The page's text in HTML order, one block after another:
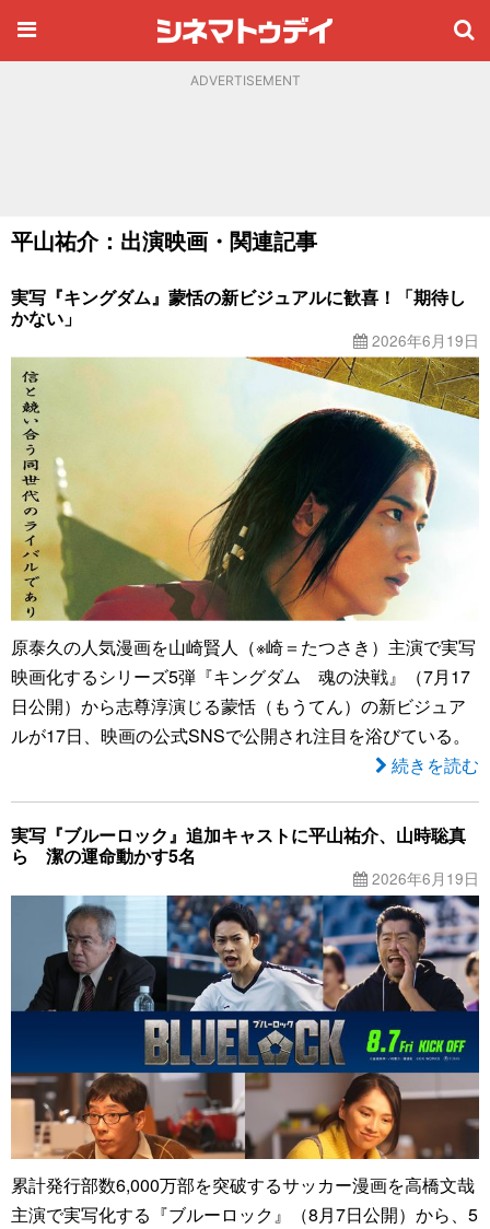
ADVERTISEMENT
平山祐介：出演映画・関連記事
実写『キングダム』蒙恬の新ビジュアルに歓喜！「期待し
かない」
2026年6月19日
原泰久の人気漫画を山崎賢人（※崎＝たつさき）主演で実写
映画化するシリーズ5弾『キングダム 魂の決戦』（7月17
日公開）から志尊淳演じる蒙恬（もうてん）の新ビジュア
ルが17日、映画の公式SNSで公開され注目を浴びている。
続きを読む
実写『ブルーロック』追加キャストに平山祐介、山時聡真
ら 潔の運命動かす5名
2026年6月19日
累計発行部数6,000万部を突破するサッカー漫画を高橋文哉
主演で実写化する『ブルーロック』（8月7日公開）から、5